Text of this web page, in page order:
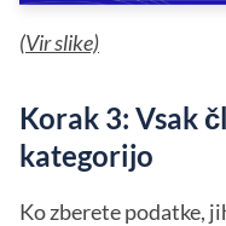
(Vir slike)
Korak 3: Vsak
kategorijo
Ko zberete podatke,